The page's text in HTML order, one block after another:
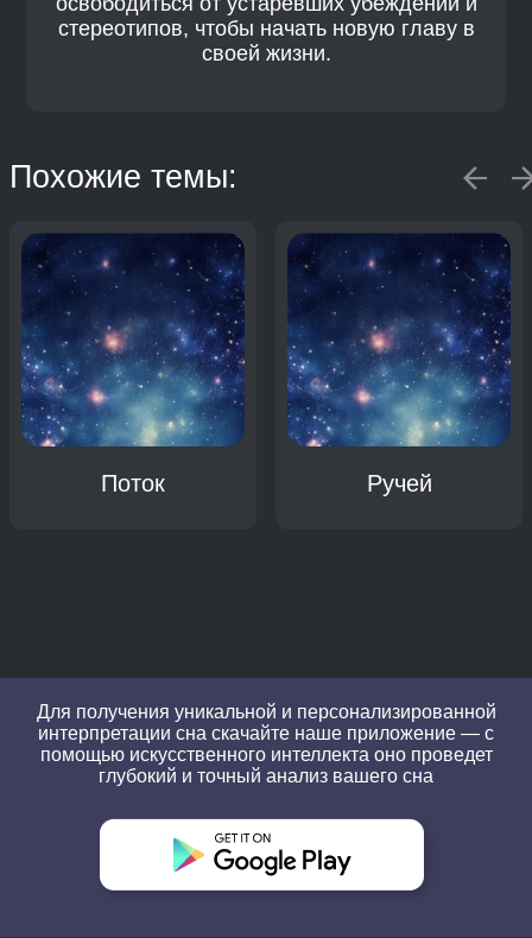
стереотипов, чтобы начать новую главу в
своей жизни.
Похожие темы:
Поток Ручей
Для получения уникальной и персонализированной
интерпретации сна скачайте наше приложение — с
помощью искусственного интеллекта оно проведет
глубокий и точный анализ вашего сна